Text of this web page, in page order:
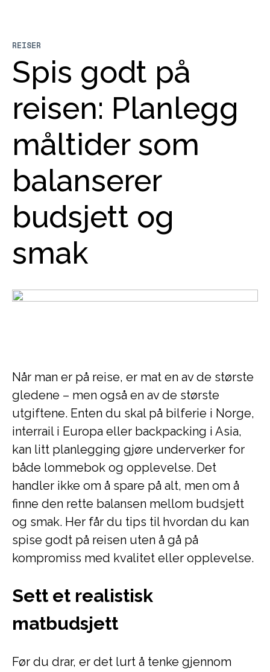
Spis godt på
reisen: Planlegg
måltider som
balanserer
budsjett og
smak
REISER
Når man er på reise, er mat en av de største
gledene – men også en av de største
utgiftene. Enten du skal på bilferie i Norge,
interrail i Europa eller backpacking i Asia,
kan litt planlegging gjøre underverker for
både lommebok og opplevelse. Det
handler ikke om å spare på alt, men om å
finne den rette balansen mellom budsjett
og smak. Her får du tips til hvordan du kan
spise godt på reisen uten å gå på
kompromiss med kvalitet eller opplevelse.
Sett et realistisk
matbudsjett
Før du drar, er det lurt å tenke gjennom